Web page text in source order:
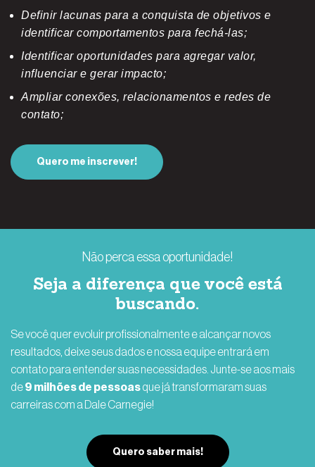
Definir lacunas para a conquista de objetivos e
identificar comportamentos para fechá-las;
Identificar oportunidades para agregar valor,
influenciar e gerar impacto;
Ampliar conexões, relacionamentos e redes de
contato;
Quero me inscrever!
Não perca essa oportunidade!
Seja a diferença que você está
buscando.
Se você quer evoluir profissionalmente e alcançar novos
resultados, deixe seus dados e nossa equipe entrará em
contato para entender suas necessidades. Junte-se aos mais
de9 milhões de pessoasque já transformaram suas
carreiras com a Dale Carnegie!
Quero saber mais!